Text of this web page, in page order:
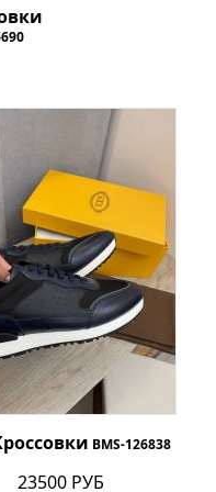
BMS-126838
23500 РУБ